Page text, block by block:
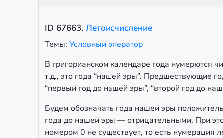
ID 67663. Летоисчисление
Темы: Условный оператор
В григорианском календаре года нумерются
т.д., это года “нашей эры”. Предшествующие
“первый год до нашей эры”, “второй год до
Будем обозначать года нашей эры
года до нашей эры — отрицательными. При
номером 0 не существует, то есть нумерация